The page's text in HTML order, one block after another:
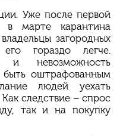
Уже после первой
в марте карантина
загородных
гораздо легче.
и невозможность
быть оштрафованным
людей уехать
следствие – спрос
так и на покупку